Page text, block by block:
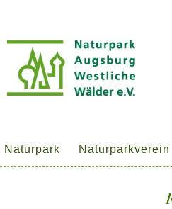
Naturpark Naturparkverein